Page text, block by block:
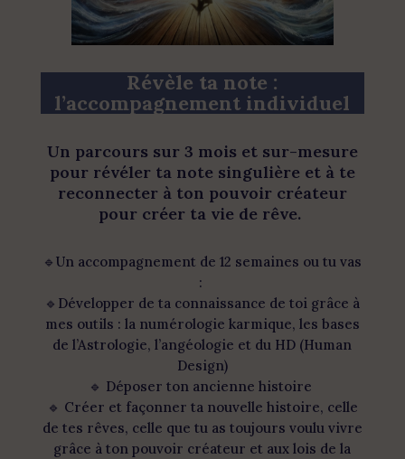
Révèle ta note :
l’accompagnement individuel
Un parcours sur 3 mois et sur-mesure
pour révéler ta note singulière et à te
reconnecter à ton pouvoir créateur
pour créer ta vie de rêve.
🔹Un accompagnement de 12 semaines ou tu vas
:
🔹Développer de ta connaissance de toi grâce à
mes outils : la numérologie karmique, les bases
de l’Astrologie, l’angéologie et du HD (Human
Design)
🔹 Déposer ton ancienne histoire
🔹 Créer et façonner ta nouvelle histoire, celle
de tes rêves, celle que tu as toujours voulu vivre
grâce à ton pouvoir créateur et aux lois de la